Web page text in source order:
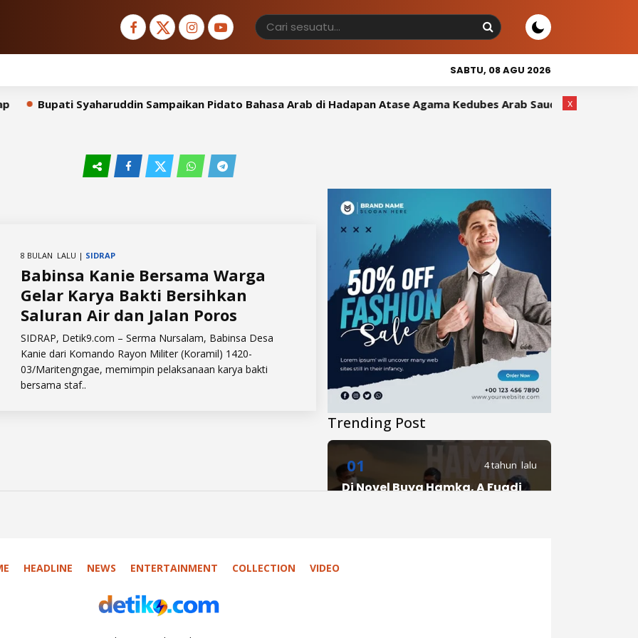
SABTU, 08 AGU 2026
Bupati Syaharuddin Sampaikan Pidato Bahasa Arab di Hadapan Atase Agama Kedubes Arab Saudi Wakil Bupati
8 BULAN LALU | SIDRAP
Babinsa Kanie Bersama Warga
Gelar Karya Bakti Bersihkan
Saluran Air dan Jalan Poros
​SIDRAP, Detik9.com – Serma Nursalam, Babinsa Desa
Kanie dari Komando Rayon Militer (Koramil) 1420-
03/Maritengngae, memimpin pelaksanaan karya bakti
bersama staf..
Trending Post
01 4 tahun lalu
Di Novel Buya Hamka, A Fuadi
x
HEADLINE NEWS ENTERTAINMENT COLLECTION VIDEO